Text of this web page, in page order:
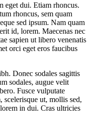
eget dui. Etiam rhoncus.
rhoncus, sem quam
sed ipsum. Nam quam
id, lorem. Maecenas nec
sapien ut libero venenatis
orci eget eros faucibus
Donec sodales sagittis
sodales, augue velit
Fusce vulputate
scelerisque ut, mollis sed,
in dui. Cras ultricies